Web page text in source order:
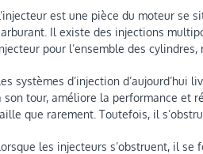
est une pièce du moteur se
Il existe des injections
pour l’ensemble des
systèmes d’injection
son tour, améliore la performance et
que rarement. Toutefois, il
les injecteurs s’obstruent, il